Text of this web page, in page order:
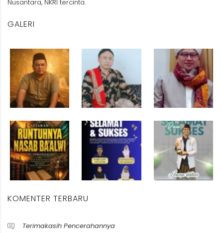
Nusantara, NKRI tercinta.
GALERI
KOMENTER TERBARU
Terimakasih Pencerahannya